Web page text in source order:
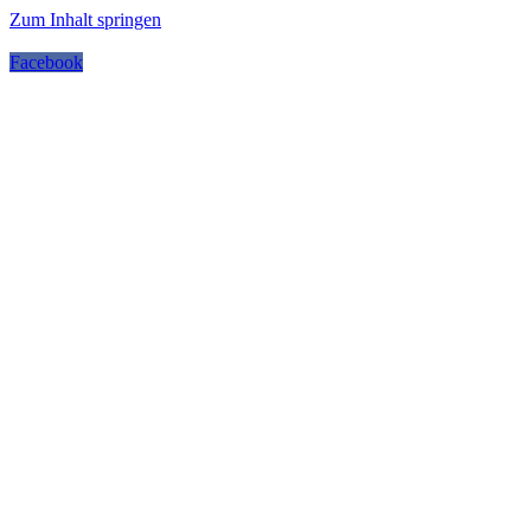
Zum Inhalt springen
Facebook